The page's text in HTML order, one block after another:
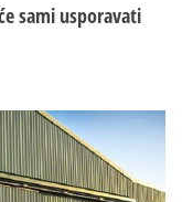
sami usporavati